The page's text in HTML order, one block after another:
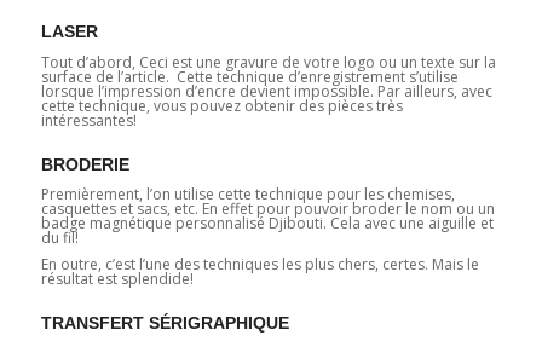
LASER
Tout d’abord, Ceci est une gravure de votre logo ou un texte sur la
surface de l’article. Cette technique d’enregistrement s’utilise
lorsque l’impression d’encre devient impossible. Par ailleurs, avec
cette technique, vous pouvez obtenir des pièces très
intéressantes!
BRODERIE
Premièrement, l’on utilise cette technique pour les chemises,
casquettes et sacs, etc. En effet pour pouvoir broder le nom ou un
badge magnétique personnalisé Djibouti. Cela avec une aiguille et
du fil!
En outre, c’est l’une des techniques les plus chers, certes. Mais le
résultat est splendide!
TRANSFERT SÉRIGRAPHIQUE